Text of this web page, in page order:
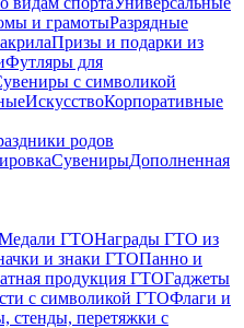
и грамотыРазрядные
Призы и подарки из
Футляры для
с символикой
ИскусствоКорпоративные
родов
СувенирыДополненная
ГТОНаграды ГТО из
и знаки ГТОПанно и
продукция ГТОГаджеты
с символикой ГТОФлаги и
стенды, перетяжки с